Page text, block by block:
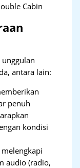
Cabin
antara lain:
penuh
kondisi
melengkapi
audio (radio,